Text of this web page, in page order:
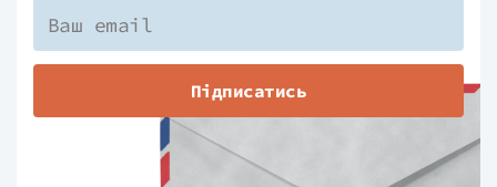
Підписатись